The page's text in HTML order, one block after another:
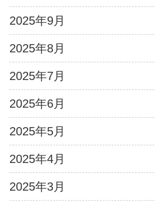
2025年9月
2025年8月
2025年7月
2025年6月
2025年5月
2025年4月
2025年3月